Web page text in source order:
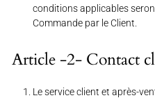
conditions applicables
Commande par le Client.
Article -2- Contact
Le service client et après-